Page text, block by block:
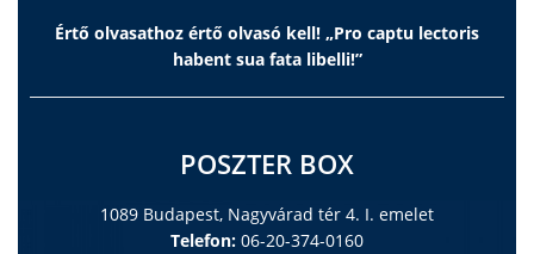
Értő olvasathoz értő olvasó kell! „Pro captu lectoris
habent sua fata libelli!”
POSZTER BOX
1089 Budapest, Nagyvárad tér 4. I. emelet
Telefon: 06-20-374-0160